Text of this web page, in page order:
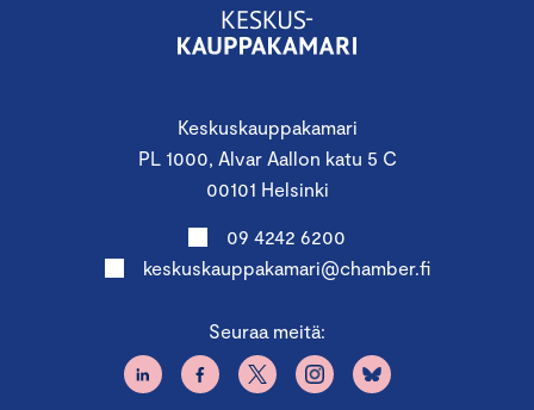
Keskuskauppakamari
PL 1000, Alvar Aallon katu 5 C
00101 Helsinki
09 4242 6200
keskuskauppakamari@chamber.fi
Seuraa meitä: